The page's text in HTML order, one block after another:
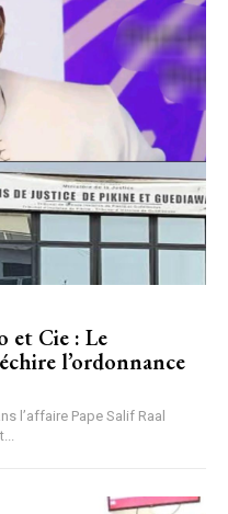
et Cie : Le
l’ordonnance
l’affaire Pape Salif Raal